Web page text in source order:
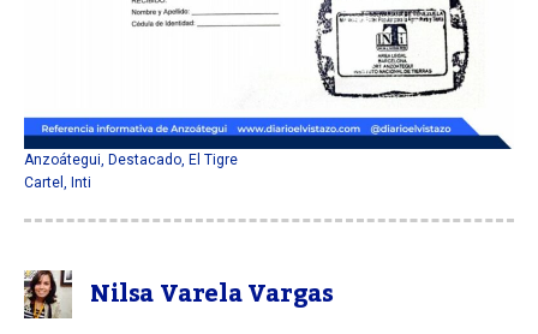
Anzoátegui, Destacado, El Tigre
Cartel , Inti
Nilsa Varela Vargas